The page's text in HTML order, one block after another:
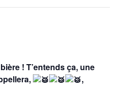
! T’entends ça, une
,